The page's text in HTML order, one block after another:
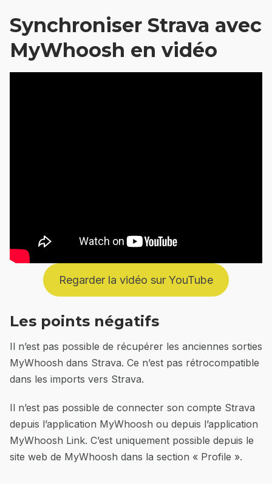
Synchroniser Strava avec
MyWhoosh en vidéo
Regarder la vidéo sur YouTube
Les points négatifs
Il n’est pas possible de récupérer les anciennes sorties
MyWhoosh dans Strava. Ce n’est pas rétrocompatible
dans les imports vers Strava.
Il n’est pas possible de connecter son compte Strava
depuis l’application MyWhoosh ou depuis l’application
MyWhoosh Link. C’est uniquement possible depuis le
site web de MyWhoosh dans la section « Profile ».